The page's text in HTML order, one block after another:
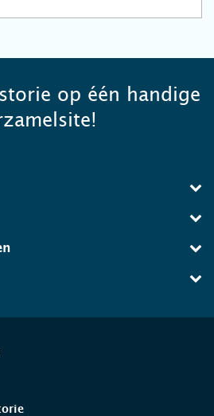
op één handige